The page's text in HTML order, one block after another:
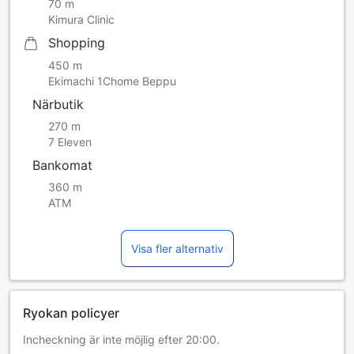
70 m
Kimura Clinic
Shopping
450 m
Ekimachi 1Chome Beppu
Närbutik
270 m
7 Eleven
Bankomat
360 m
ATM
Visa fler alternativ
Ryokan policyer
Incheckning är inte möjlig efter 20:00.